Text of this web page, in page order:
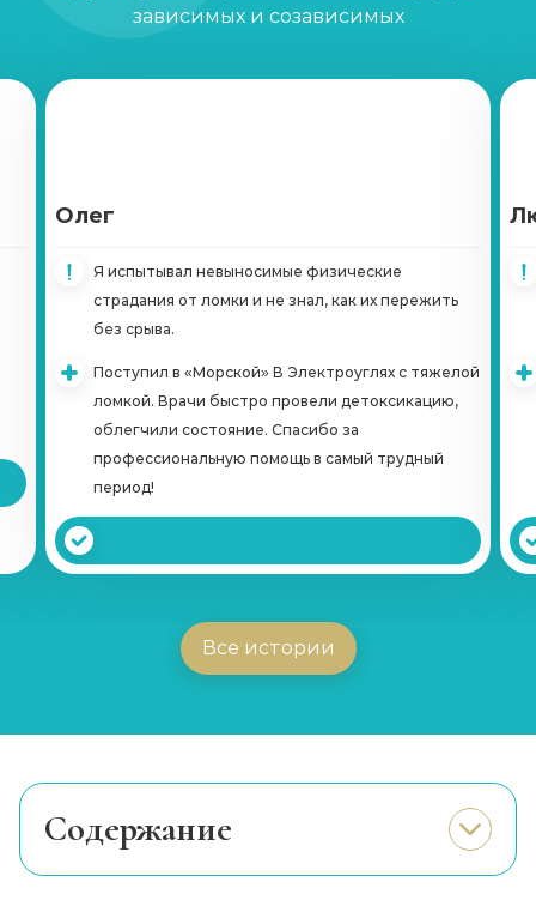
Записаться
Кодирование лазером
Ресоциализация наркозависимых
Курс реабилитации 28 дней
Наркологический центр
от 1 250 ₽ Записаться
Принудительная реабилитация
Вшивание от наркозависимости (Налтрексон)
от 10 700 ₽ Записаться
зависимых и созависимых
Олег
Я испытывал невыносимые физические
страдания от ломки и не знал, как их пережить
без срыва.
Поступил в «Морской» В Электроуглях с тяжелой
ломкой. Врачи быстро провели детоксикацию,
облегчили состояние. Спасибо за
профессиональную помощь в самый трудный
период!
Все истории
Cодержание